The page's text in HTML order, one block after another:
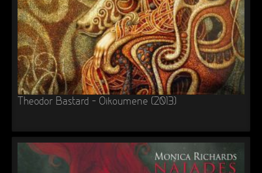
Theodor Bastard – Oikoumene (2013)